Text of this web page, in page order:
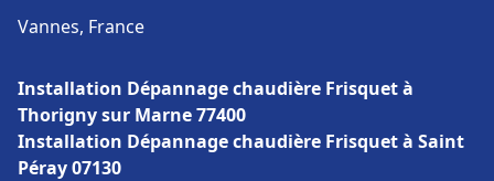
Vannes, France
Installation Dépannage chaudière Frisquet à
Thorigny sur Marne 77400
Installation Dépannage chaudière Frisquet à Saint
Péray 07130